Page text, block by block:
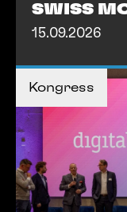
SWISS
15.09.2026
Kongress